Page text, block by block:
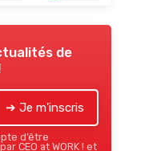
de
➔ Je m'inscris
d’être
CEO at WORK ! et